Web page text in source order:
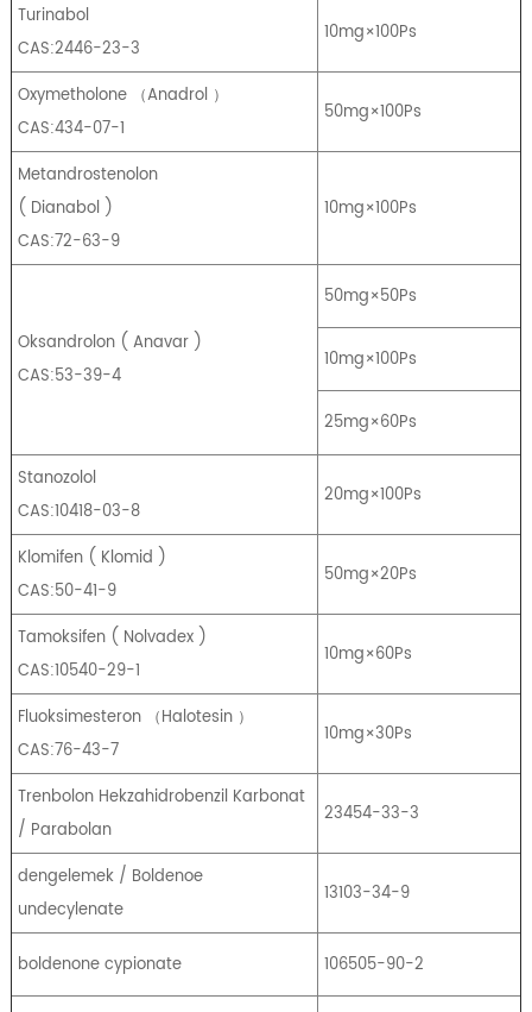
Turinabol
CAS:2446-23-3
10mg×100Ps
Oxymetholone （Anadrol ）
CAS:434-07-1
50mg×100Ps
Metandrostenolon
( Dianabol )
CAS:72-63-9
10mg×100Ps
Oksandrolon ( Anavar )
CAS:53-39-4
50mg×50Ps
10mg×100Ps
25mg×60Ps
Stanozolol
CAS:10418-03-8
20mg×100Ps
Klomifen ( Klomid )
CAS:50-41-9
50mg×20Ps
Tamoksifen ( Nolvadex )
CAS:10540-29-1
10mg×60Ps
Fluoksimesteron （Halotesin ）
CAS:76-43-7
10mg×30Ps
Trenbolon Hekzahidrobenzil Karbonat
/ Parabolan
23454-33-3
dengelemek / Boldenoe
undecylenate
13103-34-9
boldenone cypionate 106505-90-2